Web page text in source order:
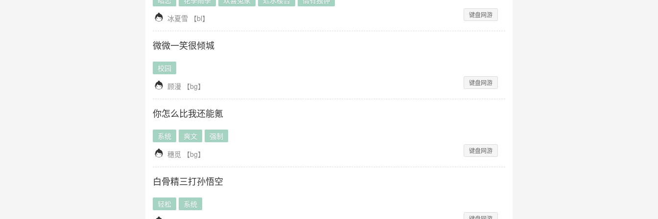
 冰夏雪 【bl】 键盘网游
微微一笑很倾城
校园
 顾漫 【bg】 键盘网游
你怎么比我还能氪
系统 爽文 强制
 穗觅 【bg】 键盘网游
白骨精三打孙悟空
轻松 系统